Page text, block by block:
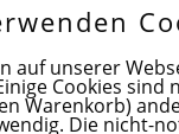
heißen
auch der Termin,
„Summer Special“
auf unserer
Cookies sind
Warenkorb)
Die nicht-